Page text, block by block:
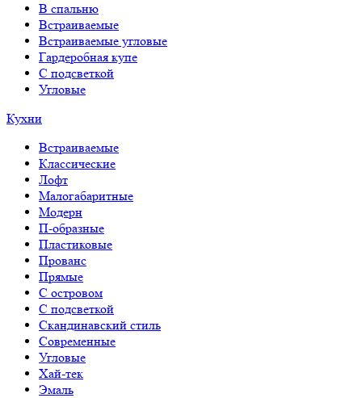
В спальню
Встраиваемые
Встраиваемые угловые
Гардеробная купе
С подсветкой
Угловые
Кухни
Встраиваемые
Классические
Лофт
Малогабаритные
Модерн
П-образные
Пластиковые
Прованс
Прямые
С островом
С подсветкой
Скандинавский стиль
Современные
Угловые
Хай-тек
Эмаль